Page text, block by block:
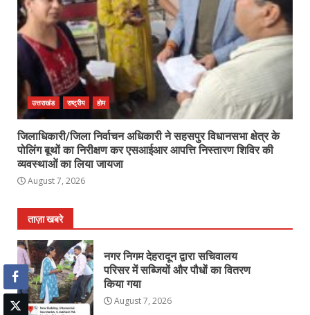
उत्तराखंड राष्ट्रीय होम
जिलाधिकारी/जिला निर्वाचन अधिकारी ने सहसपुर विधानसभा क्षेत्र के
पोलिंग बूथों का निरीक्षण कर एसआईआर आपत्ति निस्तारण शिविर की
व्यवस्थाओं का लिया जायजा
August 7, 2026
ताज़ा खबरे
नगर निगम देहरादून द्वारा सचिवालय
परिसर में सब्जियों और पौधों का वितरण
किया गया
August 7, 2026